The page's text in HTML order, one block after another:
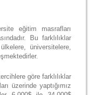
eğitim masrafları
Bu farklılıklar
üniversitelere,
göre farklılıklar
üzerinde yaptığımız